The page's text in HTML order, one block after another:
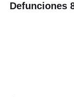
Defunciones